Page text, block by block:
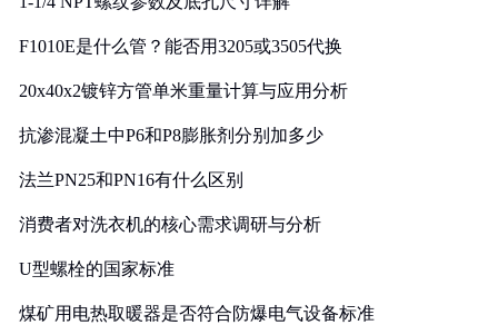
F1010E是什么管？能否用3205或3505代换
20x40x2镀锌方管单米重量计算与应用分析
抗渗混凝土中P6和P8膨胀剂分别加多少
法兰PN25和PN16有什么区别
消费者对洗衣机的核心需求调研与分析
U型螺栓的国家标准
煤矿用电热取暖器是否符合防爆电气设备标准